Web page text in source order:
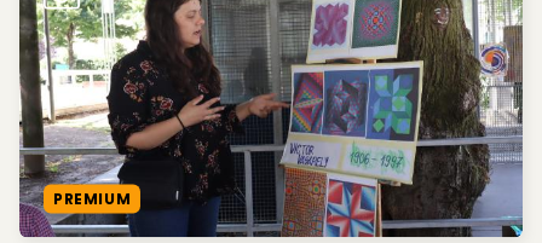
PREMIUM